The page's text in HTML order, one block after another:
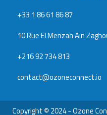
+33 1 86 61 86 87
10 Rue El Menzah Ain
+216 92 734 813
contact@ozoneconnect.io
Copyright © 2024 - Ozone